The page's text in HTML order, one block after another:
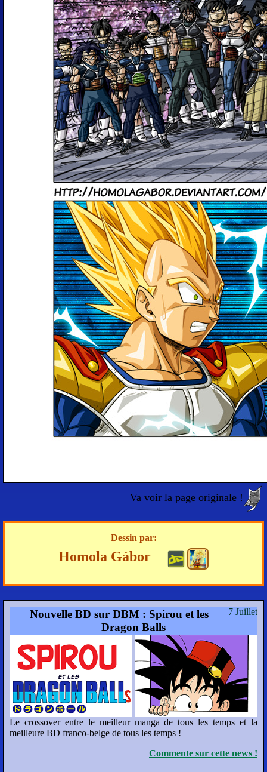
Va voir la page originale !
Dessin par:
Homola Gábor
7 Juillet
Nouvelle BD sur DBM : Spirou et les
Dragon Balls
Le crossover entre le meilleur manga de tous les temps et la
meilleure BD franco-belge de tous les temps !
Commente sur cette news !